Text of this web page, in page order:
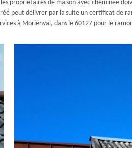
propriétaires de maison avec cheminée
peut délivrer par la suite un certificat de
à Morienval, dans le 60127 pour le